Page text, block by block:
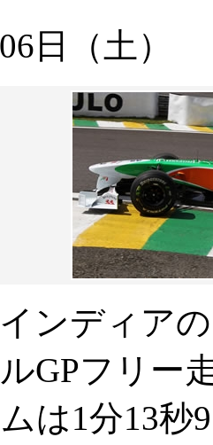
日（土）
ンディア
GPフリー
は1分13秒